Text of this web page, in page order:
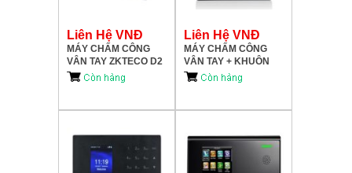
Liên Hệ VNĐ
MÁY CHẤM CÔNG
VÂN TAY ZKTECO D2
Liên Hệ VNĐ
MÁY CHẤM CÔNG
VÂN TAY + KHUÔN
MẶT ZKTECO